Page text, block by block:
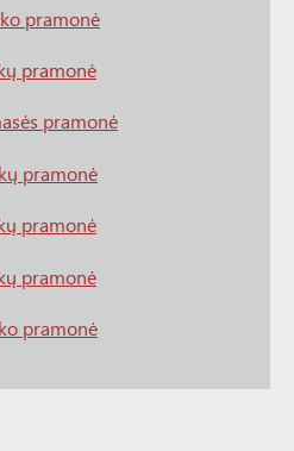
pramonė
pramonė
pramonė
pramonė
pramonė
pramonė
pramonė